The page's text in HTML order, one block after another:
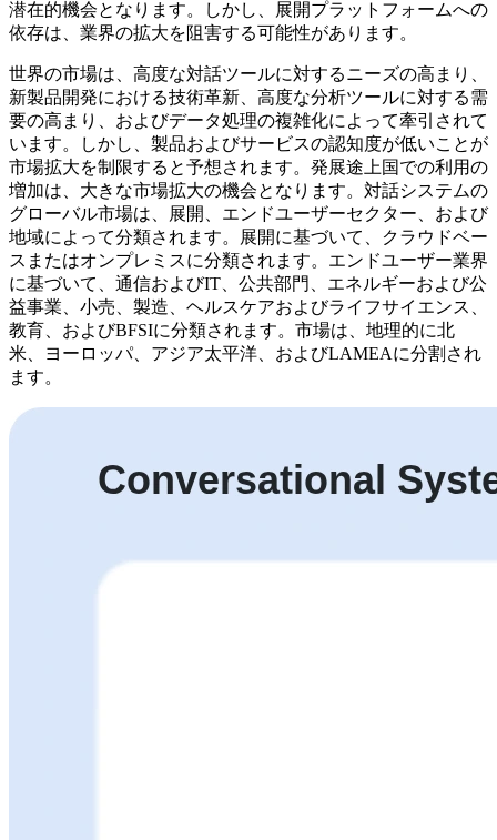
潜在的機会となります。しかし、展開プラットフォームへの
依存は、業界の拡大を阻害する可能性があります。
世界の市場は、高度な対話ツールに対するニーズの高まり、
新製品開発における技術革新、高度な分析ツールに対する需
要の高まり、およびデータ処理の複雑化によって牽引されて
います。しかし、製品およびサービスの認知度が低いことが
市場拡大を制限すると予想されます。発展途上国での利用の
増加は、大きな市場拡大の機会となります。対話システムの
グローバル市場は、展開、エンドユーザーセクター、および
地域によって分類されます。展開に基づいて、クラウドベー
スまたはオンプレミスに分類されます。エンドユーザー業界
に基づいて、通信およびIT、公共部門、エネルギーおよび公
益事業、小売、製造、ヘルスケアおよびライフサイエンス、
教育、およびBFSIに分類されます。市場は、地理的に北
米、ヨーロッパ、アジア太平洋、およびLAMEAに分割され
ます。